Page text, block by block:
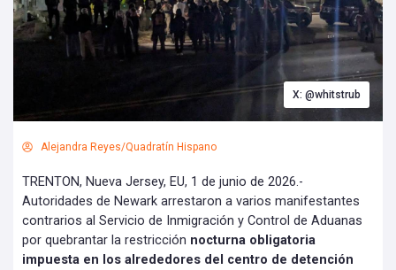
X: @whitstrub
Alejandra Reyes/Quadratín Hispano
TRENTON, Nueva Jersey, EU, 1 de junio de 2026.-
Autoridades de Newark arrestaron a varios manifestantes
contrarios al Servicio de Inmigración y Control de Aduanas
por quebrantar la restricción nocturna obligatoria
impuesta en los alrededores del centro de detención